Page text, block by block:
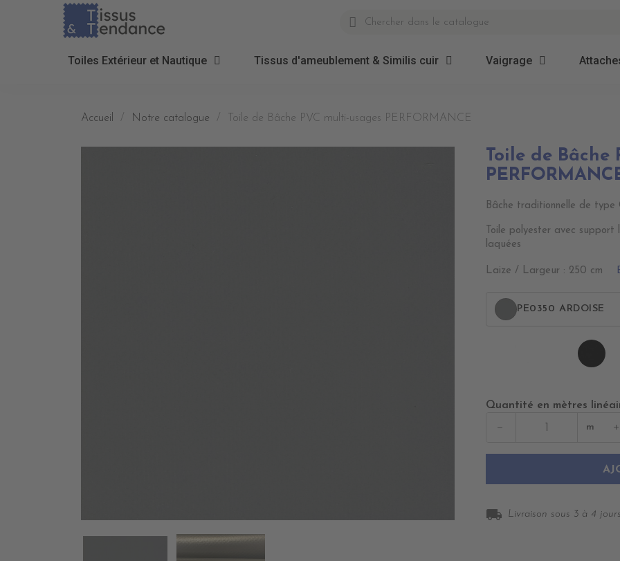
Toiles Extérieur et Nautique Tissus d'ameublement & Similis cuir Vaigrage
Accueil Notre catalogue Toile de Bâche PVC multi-usages PERFORMANCE
Toile de Bâche
Bâche traditionnelle de type
Toile polyester avec
laquées
Laize / Largeur : 250 cm
PE0350 ARDOISE
Quantité en mètres
− m +
local_shipping Livraison sous 3 à 4